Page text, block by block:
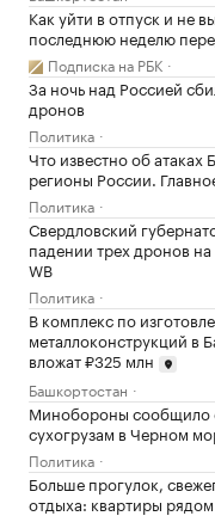
Как уйти в отпуск и не
последнюю неделю
Подписка на РБК
За ночь над Россией
дронов
Политика
Что известно об атаках
регионы России.
Политика
Свердловский
падении трех дронов
WB
Политика
В комплекс по
металлоконструкций в
вложат ₽325 млн
Башкортостан
Минобороны сообщило
сухогрузам в Черном
Политика
Больше прогулок,
отдыха: квартиры